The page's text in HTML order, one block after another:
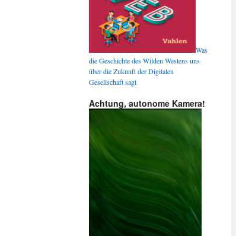
Was
die Geschichte des Wilden Westens uns
über die Zukunft der Digitalen
Gesellschaft sagt
Achtung, autonome Kamera!